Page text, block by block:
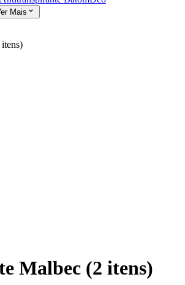
Mais
Malbec (2 itens)